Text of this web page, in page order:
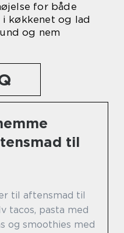
for både
køkkenet og lad
og nem
til
til aftensmad til
tacos, pasta med
og smoothies med